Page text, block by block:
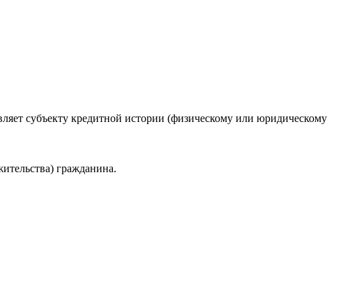
субъекту кредитной истории (физическому или юридическому
гражданина.